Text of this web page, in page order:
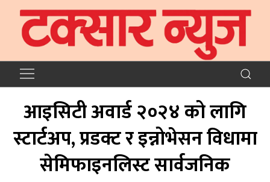
आइसिटी अवार्ड २०२४ को लागि
स्टार्टअप, प्रडक्ट र इन्नोभेसन विधामा
सेमिफाइनलिस्ट सार्वजनिक